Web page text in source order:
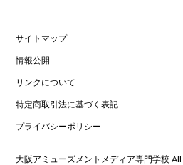
サイトマップ
情報公開
リンクについて
特定商取引法に基づく表記
プライバシーポリシー
大阪アミューズメントメディア専門学校